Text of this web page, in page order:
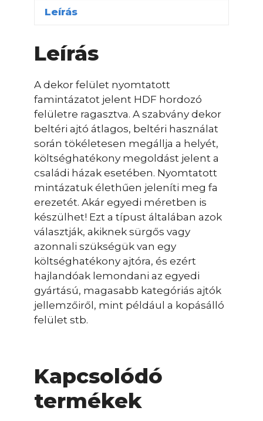
Leírás
Leírás
A dekor felület nyomtatott
famintázatot jelent HDF hordozó
felületre ragasztva. A szabvány dekor
beltéri ajtó átlagos, beltéri használat
során tökéletesen megállja a helyét,
költséghatékony megoldást jelent a
családi házak esetében. Nyomtatott
mintázatuk élethűen jeleníti meg fa
erezetét. Akár egyedi méretben is
készülhet! Ezt a típust általában azok
választják, akiknek sürgős vagy
azonnali szükségük van egy
költséghatékony ajtóra, és ezért
hajlandóak lemondani az egyedi
gyártású, magasabb kategóriás ajtók
jellemzőiről, mint például a kopásálló
felület stb.
Kapcsolódó
termékek